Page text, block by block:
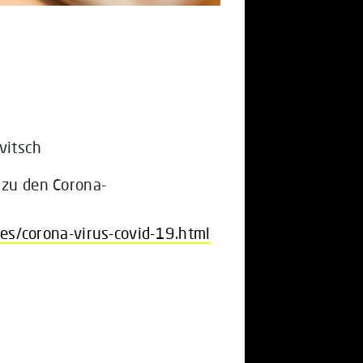
den Corona-
corona-virus-covid-19.html